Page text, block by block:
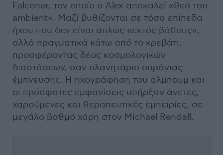
Falconer, τον οποίο ο Alex αποκαλεί «θεό του
ambient». Μαζί βυθίζονται σε τόσα επίπεδα
ήχου που δεν είναι απλώς «εκτός βάθους»,
αλλά πραγματικά κάτω από το κρεβάτι,
προσφέροντας δέος κοσμολογικών
διαστάσεων, σαν πλανητάριο ουράνιας
έμπνευσης. Η ηχογράφηση του άλμπουμ και
οι πρόσφατες εμφανίσεις υπήρξαν άνετες,
χαρούμενες και θεραπευτικές εμπειρίες, σε
μεγάλο βαθμό χάρη στον Michael Rendall.